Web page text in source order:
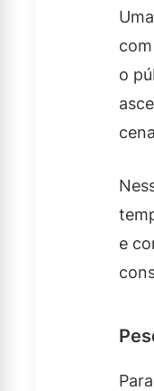
o
e